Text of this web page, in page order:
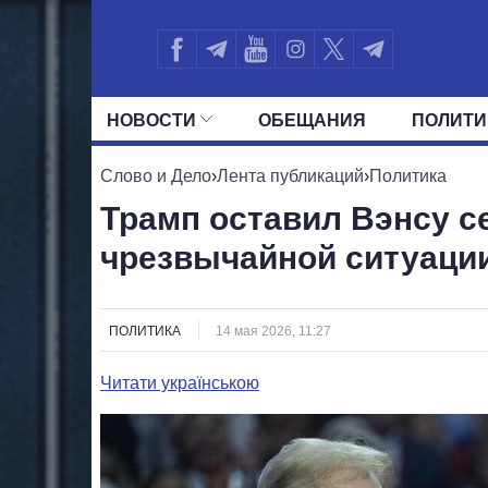
НОВОСТИ ОБЕЩАНИЯ
ВСЕ ПОЛИТИКИ ПРЕЗИДЕНТ И
Слово и Дело›Лента публикаций›Политика
Трамп оставил Вэнсу
чрезвычайной
ПОЛИТИКА 14 мая 2026, 11:27
Читати українською